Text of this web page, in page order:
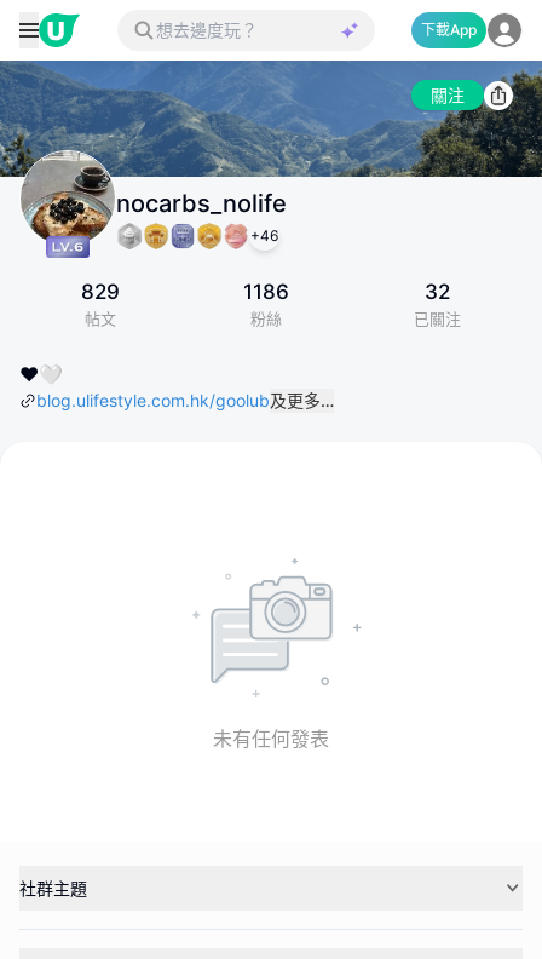
下載App
關注
nocarbs_nolife
+46
829
帖文
1186
粉絲
32
已關注
❤️🤍
blog.ulifestyle.com.hk/goolub及更多…
未有任何發表
社群主題